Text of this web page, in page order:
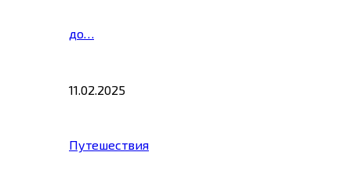
до…
11.02.2025
Путешествия